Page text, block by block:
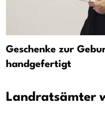
Geschenke zur
handgefertigt
Landratsämter